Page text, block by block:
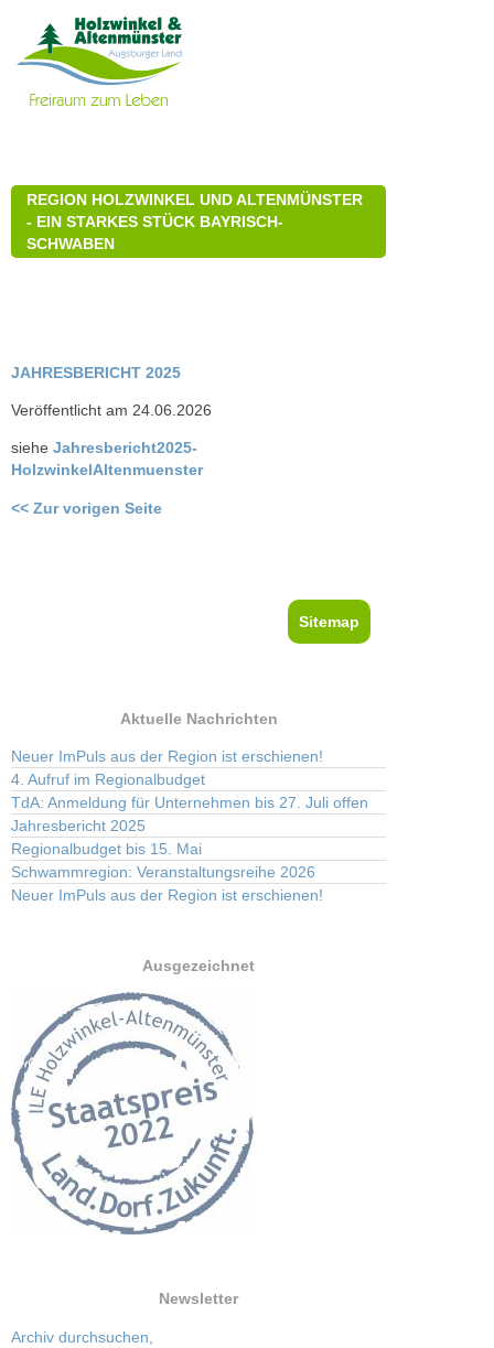
REGION HOLZWINKEL UND ALTENMÜNSTER
- EIN STARKES STÜCK BAYRISCH-
SCHWABEN
JAHRESBERICHT 2025
Veröffentlicht am 24.06.2026
siehe Jahresbericht2025-
HolzwinkelAltenmuenster
<< Zur vorigen Seite
Sitemap
Aktuelle Nachrichten
Neuer ImPuls aus der Region ist erschienen!
4. Aufruf im Regionalbudget
TdA: Anmeldung für Unternehmen bis 27. Juli offen
Jahresbericht 2025
Regionalbudget bis 15. Mai
Schwammregion: Veranstaltungsreihe 2026
Neuer ImPuls aus der Region ist erschienen!
Ausgezeichnet
Newsletter
Archiv durchsuchen,